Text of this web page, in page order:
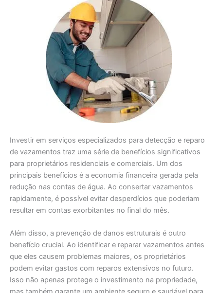
Investir em serviços especializados para detecção e reparo
de vazamentos traz uma série de benefícios significativos
para proprietários residenciais e comerciais. Um dos
principais benefícios é a economia financeira gerada pela
redução nas contas de água. Ao consertar vazamentos
rapidamente, é possível evitar desperdícios que poderiam
resultar em contas exorbitantes no final do mês.
Além disso, a prevenção de danos estruturais é outro
benefício crucial. Ao identificar e reparar vazamentos antes
que eles causem problemas maiores, os proprietários
podem evitar gastos com reparos extensivos no futuro.
Isso não apenas protege o investimento na propriedade,